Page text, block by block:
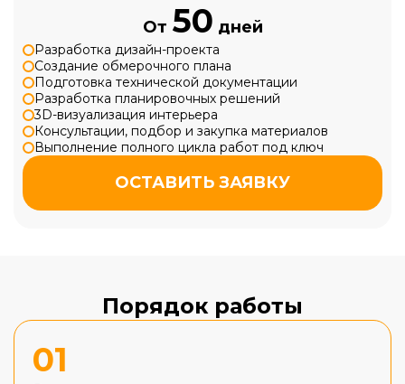
От 50 дней
Разработка дизайн-проекта
Создание обмерочного плана
Подготовка технической документации
Разработка планировочных решений
3D-визуализация интерьера
Консультации, подбор и закупка материалов
Выполнение полного цикла работ под ключ
ОСТАВИТЬ ЗАЯВКУ
Порядок работы
01